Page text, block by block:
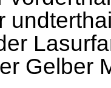
Gelber